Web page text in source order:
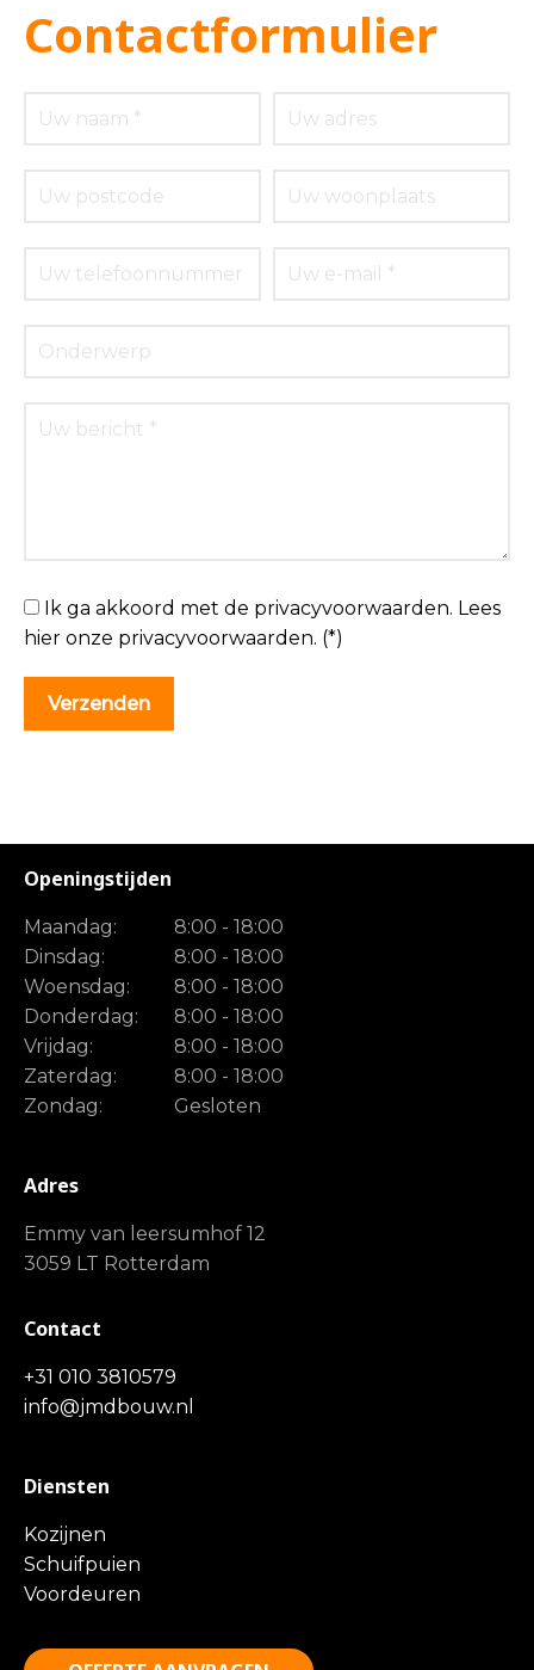
Contactformulier
Ik ga akkoord met de privacyvoorwaarden. Lees
hier onze privacyvoorwaarden. (*)
Openingstijden
Maandag:
8:00 - 18:00
Dinsdag:
8:00 - 18:00
Woensdag:
8:00 - 18:00
Donderdag:
8:00 - 18:00
Vrijdag:
8:00 - 18:00
Zaterdag:
8:00 - 18:00
Zondag:
Gesloten
Adres
Emmy van leersumhof 12
3059 LT Rotterdam
Contact
+31 010 3810579
info@jmdbouw.nl
Diensten
Kozijnen
Schuifpuien
Voordeuren